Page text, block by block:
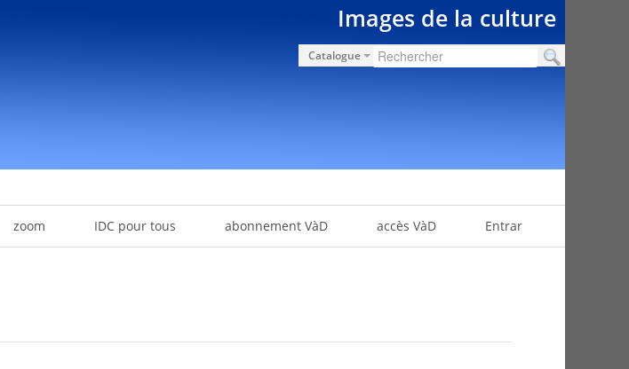
Images de la culture
Catalogue
zoom IDC pour tous abonnement VàD accès VàD Entrar